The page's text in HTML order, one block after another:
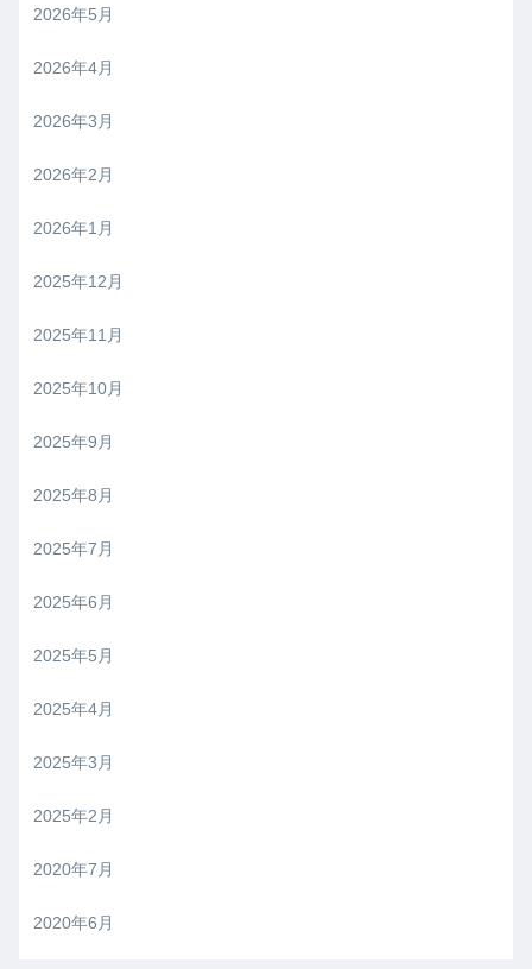
2026年5月
2026年4月
2026年3月
2026年2月
2026年1月
2025年12月
2025年11月
2025年10月
2025年9月
2025年8月
2025年7月
2025年6月
2025年5月
2025年4月
2025年3月
2025年2月
2020年7月
2020年6月